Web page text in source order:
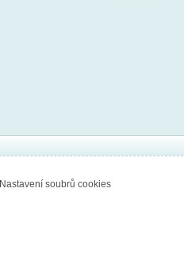
Nastavení soubrů cookies